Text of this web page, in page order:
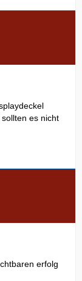
es nicht
erfolg